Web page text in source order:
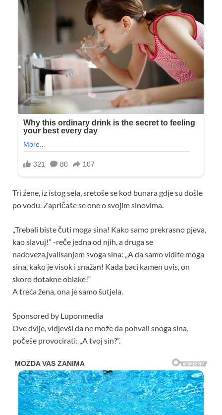
Tri žene, iz istog sela, sretoše se kod bunara gdje su došle
po vodu. Zapričaše se one o svojim sinovima.
„Trebali biste čuti moga sina! Kako samo prekrasno pjeva,
kao slavuj!“ -reče jedna od njih, a druga se
nadoveza,jvalisanjem svoga sina: „A da samo vidite moga
sina, kako je visok i snažan! Kada baci kamen uvis, on
skoro dotakne oblake!“
A treća žena, ona je samo šutjela.
Sponsored by Luponmedia
Ove dvije, vidjevši da ne može da pohvali snoga sina,
počeše provocirati: „A tvoj sin?”.